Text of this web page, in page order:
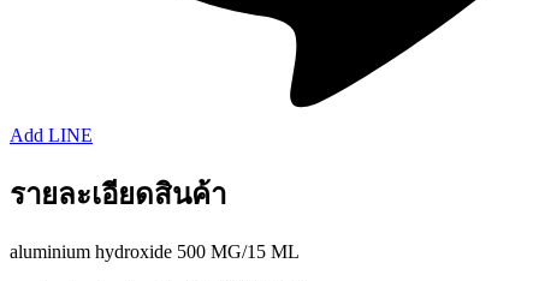
Add LINE
รายละเอียดสินค้า
aluminium hydroxide 500 MG/15 ML